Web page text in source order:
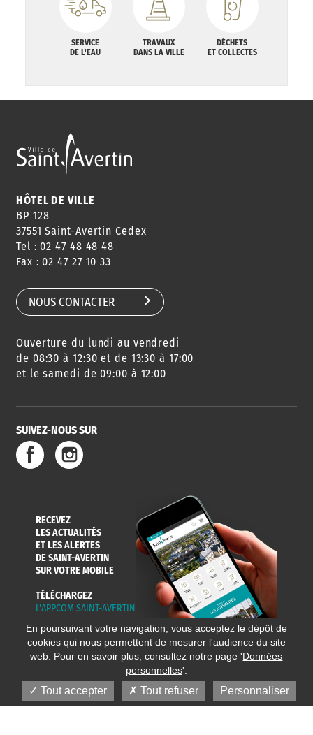
SERVICE
DE L'EAU
TRAVAUX
DANS LA VILLE
DÉCHETS
ET COLLECTES
HÔTEL DE VILLE
BP 128
37551 Saint-Avertin Cedex
Tel : 02 47 48 48 48
Fax : 02 47 27 10 33
NOUS CONTACTER
Ouverture du lundi au vendredi
de 08:30 à 12:30 et de 13:30 à 17:00
et le samedi de 09:00 à 12:00
SUIVEZ-NOUS SUR
RECEVEZ
LES ACTUALITÉS
ET LES ALERTES
DE SAINT-AVERTIN
SUR VOTRE MOBILE
TÉLÉCHARGEZ
L'APPCOM SAINT-AVERTIN
En poursuivant votre navigation, vous acceptez le dépôt de
cookies qui nous permettent de mesurer l'audience du site
web. Pour en savoir plus, consultez notre page 'Données
personnelles'.
Tout accepter Tout refuser Personnaliser